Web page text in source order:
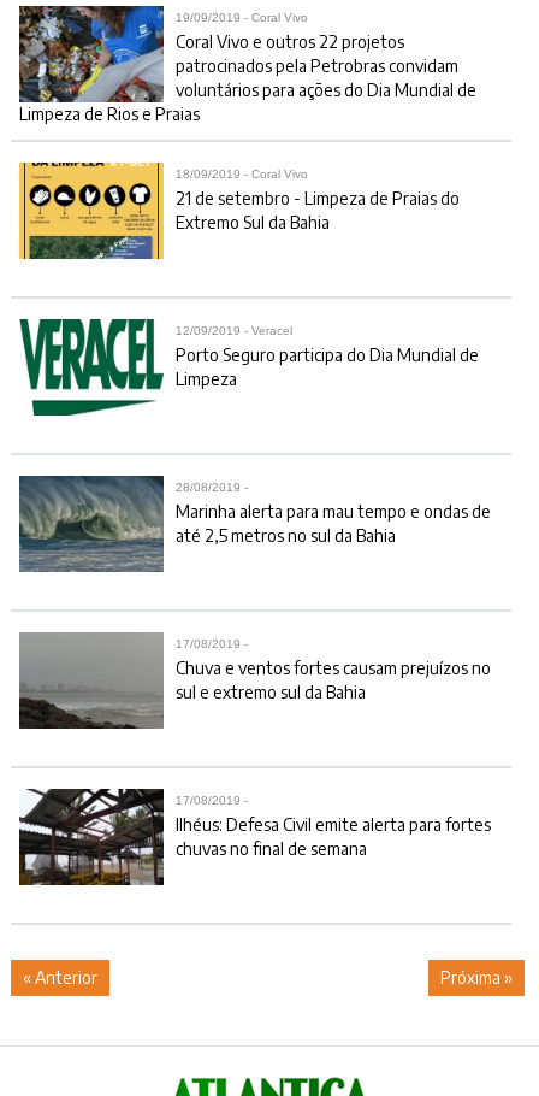
19/09/2019 - Coral Vivo
Coral Vivo e outros 22 projetos
patrocinados pela Petrobras convidam
voluntários para ações do Dia Mundial de
Limpeza de Rios e Praias
18/09/2019 - Coral Vivo
21 de setembro - Limpeza de Praias do
Extremo Sul da Bahia
12/09/2019 - Veracel
Porto Seguro participa do Dia Mundial de
Limpeza
28/08/2019 -
Marinha alerta para mau tempo e ondas de
até 2,5 metros no sul da Bahia
17/08/2019 -
Chuva e ventos fortes causam prejuízos no
sul e extremo sul da Bahia
17/08/2019 -
Ilhéus: Defesa Civil emite alerta para fortes
chuvas no final de semana
« Anterior Próxima »